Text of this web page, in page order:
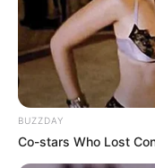
BUZZDAY
Co-stars Who Lost